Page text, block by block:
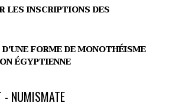
LES INSCRIPTIONS DES
FORME DE MONOTHÉISME
ÉGYPTIENNE
- NUMISMATE